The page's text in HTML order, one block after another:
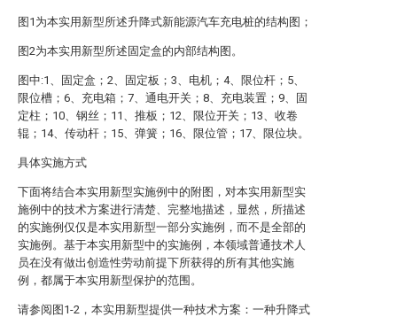
图1为本实用新型所述升降式新能源汽车充电桩的结构图；
图2为本实用新型所述固定盒的内部结构图。
图中:1、固定盒；2、固定板；3、电机；4、限位杆；5、
限位槽；6、充电箱；7、通电开关；8、充电装置；9、固
定柱；10、钢丝；11、推板；12、限位开关；13、收卷
辊；14、传动杆；15、弹簧；16、限位管；17、限位块。
具体实施方式
下面将结合本实用新型实施例中的附图，对本实用新型实
施例中的技术方案进行清楚、完整地描述，显然，所描述
的实施例仅仅是本实用新型一部分实施例，而不是全部的
实施例。基于本实用新型中的实施例，本领域普通技术人
员在没有做出创造性劳动前提下所获得的所有其他实施
例，都属于本实用新型保护的范围。
请参阅图1-2，本实用新型提供一种技术方案：一种升降式